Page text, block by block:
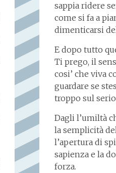
sappia ridere
come si fa a
dimenticarsi
E dopo tutto
Ti prego, il
cosi’ che viva
guardare se
troppo sul
Dagli l’umiltà
la semplicità
l’apertura di
sapienza e la
forza.